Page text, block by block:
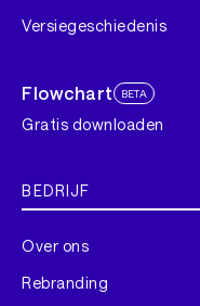
Versiegeschiedenis
Flowchart BETA
Gratis downloaden
BEDRIJF
Over ons
Rebranding